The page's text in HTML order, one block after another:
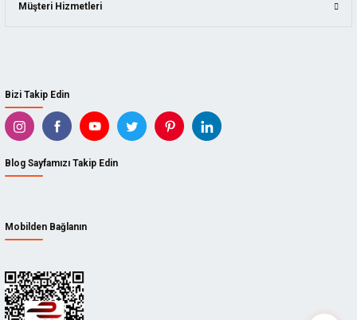
Bizi Takip Edin
Blog Sayfamızı Takip Edin
Mobilden Bağlanın
Müşteri Hizmetleri